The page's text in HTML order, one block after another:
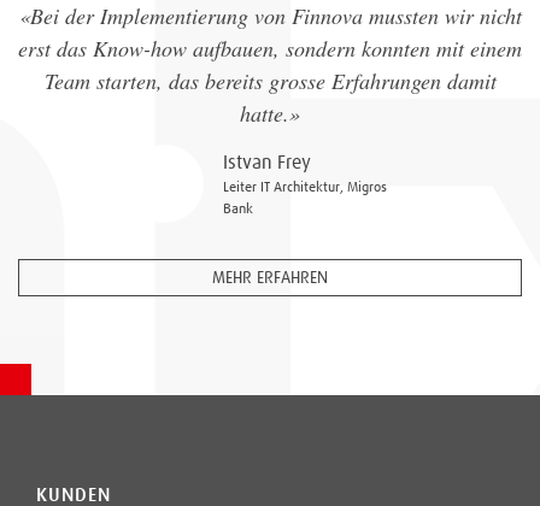
«Bei der Implementierung von Finnova mussten wir nicht
erst das Know-how aufbauen, sondern konnten mit einem
Team starten, das bereits grosse Erfahrungen damit
hatte.»
Istvan Frey
Leiter IT Architektur, Migros
Bank
MEHR ERFAHREN
KUNDEN